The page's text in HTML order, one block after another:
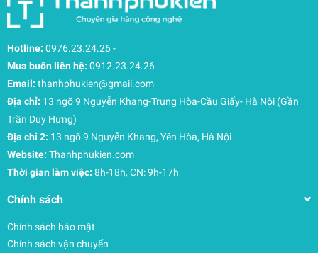
Hotline: 0976.23.24.26-
Mua buôn liên hệ: 0912.23.24.26
Email: thanhphukien@gmail.com
Địa chỉ: 13 ngõ 9 Nguyễn Khang-Trung Hòa-Cầu Giấy- Hà Nội (Gần
Trần Duy Hưng)
Địa chỉ 2: 13 ngõ 9 Nguyễn Khang, Yên Hòa, Hà Nội
Website: Thanhphukien.com
Thời gian làm việc: 8h-18h, CN: 9h-17h
Chính sách
Chính sách bảo mật
Chính sách vận chuyển